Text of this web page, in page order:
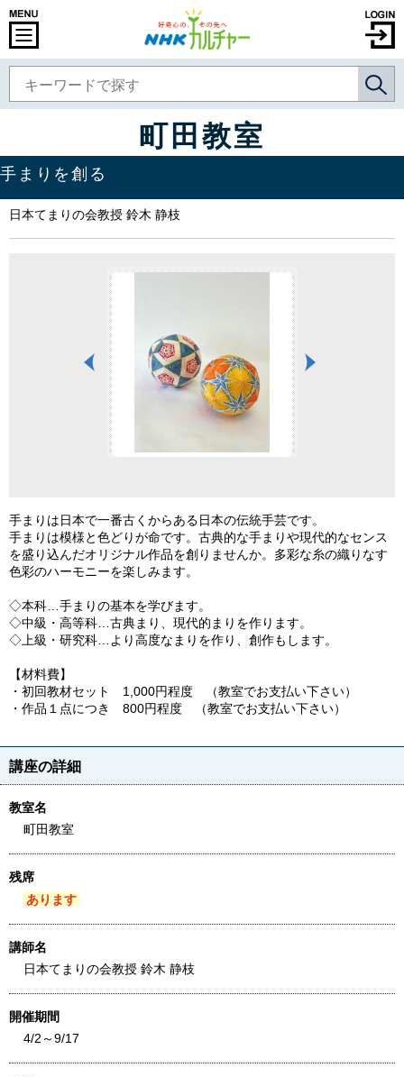
町田教室
手まりを創る
日本てまりの会教授 鈴木 静枝
手まりは日本で一番古くからある日本の伝統手芸です。
手まりは模様と色どりが命です。古典的な手まりや現代的なセンス
を盛り込んだオリジナル作品を創りませんか。多彩な糸の織りなす
色彩のハーモニーを楽しみます。
◇本科…手まりの基本を学びます。
◇中級・高等科…古典まり、現代的まりを作ります。
◇上級・研究科…より高度なまりを作り、創作もします。
【材料費】
・初回教材セット 1,000円程度 （教室でお支払い下さい）
・作品１点につき 800円程度 （教室でお支払い下さい）
講座の詳細
教室名
町田教室
残席
あります
講師名
日本てまりの会教授 鈴木 静枝
開催期間
4/2～9/17